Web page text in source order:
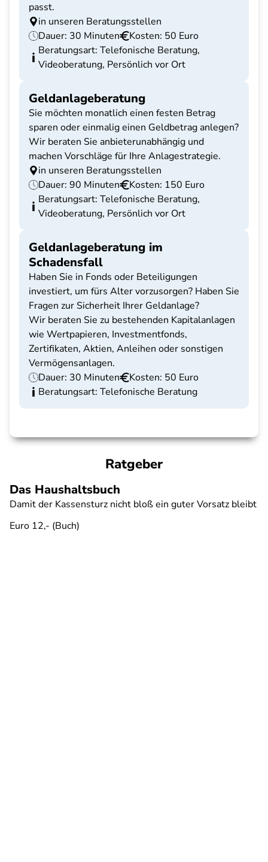
passt.
in unseren Beratungsstellen
Dauer: 30 Minuten
Kosten: 50 Euro
Beratungsart: Telefonische Beratung,
Videoberatung, Persönlich vor Ort
Geldanlageberatung
Sie möchten monatlich einen festen Betrag
sparen oder einmalig einen Geldbetrag anlegen?
Wir beraten Sie anbieterunabhängig und
machen Vorschläge für Ihre Anlagestrategie.
in unseren Beratungsstellen
Dauer: 90 Minuten
Kosten: 150 Euro
Beratungsart: Telefonische Beratung,
Videoberatung, Persönlich vor Ort
Geldanlageberatung im
Schadensfall
Haben Sie in Fonds oder Beteiligungen
investiert, um fürs Alter vorzusorgen? Haben Sie
Fragen zur Sicherheit Ihrer Geldanlage?
Wir beraten Sie zu bestehenden Kapitalanlagen
wie Wertpapieren, Investmentfonds,
Zertifikaten, Aktien, Anleihen oder sonstigen
Vermögensanlagen.
Dauer: 30 Minuten
Kosten: 50 Euro
Beratungsart: Telefonische Beratung
Ratgeber
Das Haushaltsbuch
Damit der Kassensturz nicht bloß ein guter Vorsatz bleibt
Euro 12,- (Buch)